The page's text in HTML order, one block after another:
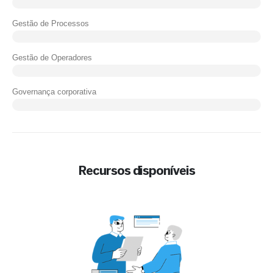
Gestão de Processos
Gestão de Operadores
Governança corporativa
Recursos disponíveis